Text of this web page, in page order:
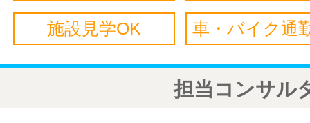
施設見学OK 車・バイク通
担当コンサル